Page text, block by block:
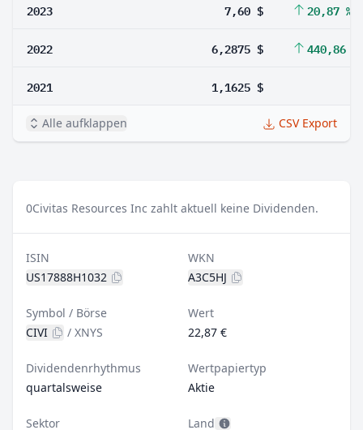
2023 7,60 $ 20,87 %
2022 6,2875 $ 440,86 %
2021 1,1625 $
Alle aufklappen CSV Export
0Civitas Resources Inc zahlt aktuell keine Dividenden.
ISIN
US17888H1032
WKN
A3C5HJ
Symbol / Börse
CIVI
/ XNYS
Wert
22,87 €
Dividendenrhythmus
quartalsweise
Wertpapiertyp
Aktie
Sektor Land